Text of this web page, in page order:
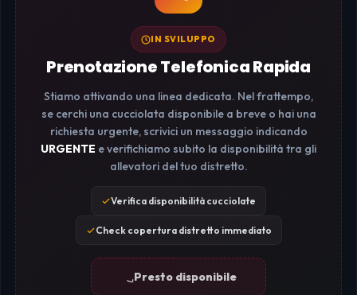
IN SVILUPPO
Prenotazione Telefonica Rapida
Stiamo attivando una linea dedicata. Nel frattempo,
se cerchi una cucciolata disponibile a breve o hai una
richiesta urgente, scrivici un messaggio indicando
URGENTE e verifichiamo subito la disponibilità tra gli
allevatori del tuo distretto.
Verifica disponibilità cucciolate
Check copertura distretto immediato
Presto disponibile